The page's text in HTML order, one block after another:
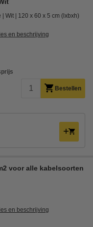
Wit 120 x 60 x 5 cm (lxbxh)
en beschrijving
Bestellen
voor alle kabelsoorten
en beschrijving